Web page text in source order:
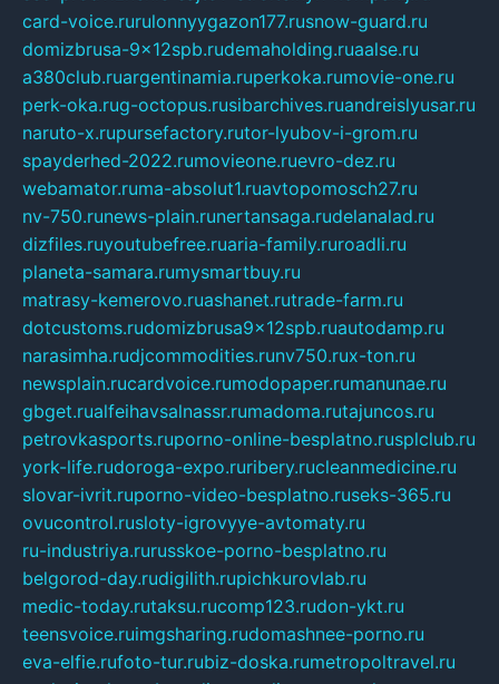
card-voice.rurulonnyygazon177.rusnow-guard.ru
domizbrusa-9x12spb.rudemaholding.ruaalse.ru
a380club.ruargentinamia.ruperkoka.rumovie-one.ru
perk-oka.rug-octopus.rusibarchives.ruandreislyusar.ru
naruto-x.rupursefactory.rutor-lyubov-i-grom.ru
spayderhed-2022.rumovieone.ruevro-dez.ru
webamator.ruma-absolut1.ruavtopomosch27.ru
nv-750.runews-plain.runertansaga.rudelanalad.ru
dizfiles.ruyoutubefree.ruaria-family.ruroadli.ru
planeta-samara.rumysmartbuy.ru
matrasy-kemerovo.ruashanet.rutrade-farm.ru
dotcustoms.rudomizbrusa9x12spb.ruautodamp.ru
narasimha.rudjcommodities.runv750.rux-ton.ru
newsplain.rucardvoice.rumodopaper.rumanunae.ru
gbget.rualfeihavsalnassr.rumadoma.rutajuncos.ru
petrovkasports.ruporno-online-besplatno.rusplclub.ru
york-life.rudoroga-expo.ruribery.rucleanmedicine.ru
slovar-ivrit.ruporno-video-besplatno.ruseks-365.ru
ovucontrol.rusloty-igrovyye-avtomaty.ru
ru-industriya.rurusskoe-porno-besplatno.ru
belgorod-day.rudigilith.rupichkurovlab.ru
medic-today.rutaksu.rucomp123.rudon-ykt.ru
teensvoice.ruimgsharing.rudomashnee-porno.ru
eva-elfie.rufoto-tur.rubiz-doska.rumetropoltravel.ru